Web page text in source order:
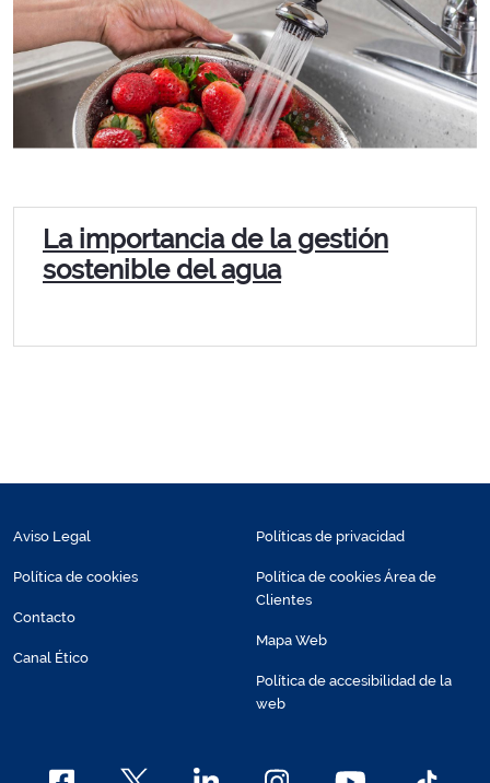
La importancia de la gestión
sostenible del agua
Aviso Legal
Política de cookies
Contacto
Canal Ético
Políticas de privacidad
Política de cookies Área de
Clientes
Mapa Web
Política de accesibilidad de la
web